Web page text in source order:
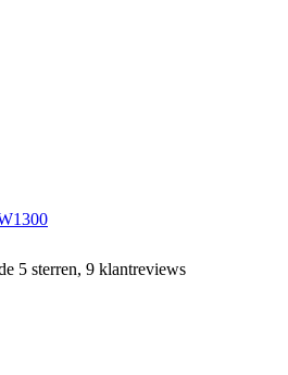
5 sterren, 9 klantreviews